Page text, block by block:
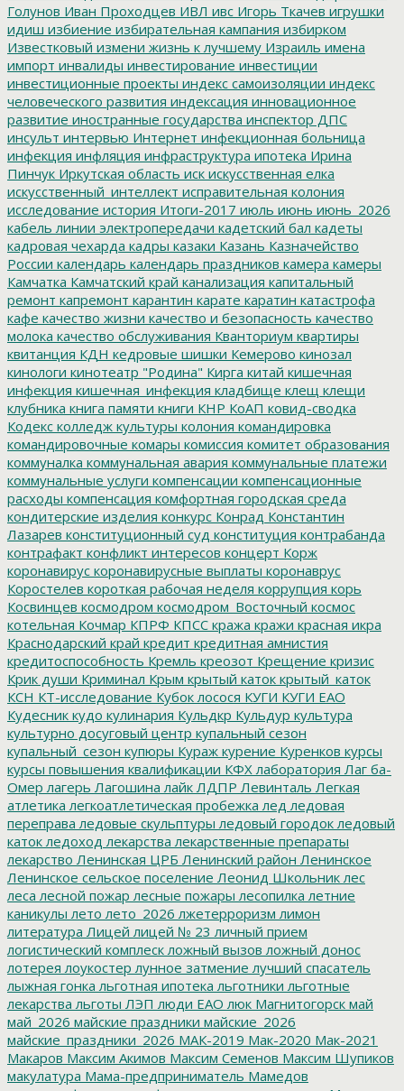
Голунов Иван Проходцев ИВЛ ивс Игорь Ткачев игрушки
идиш избиение избирательная кампания избирком
Известковый измени жизнь к лучшему Израиль имена
импорт инвалиды инвестирование инвестиции
инвестиционные проекты индекс самоизоляции индекс
человеческого развития индексация инновационное
развитие иностранные государства инспектор ДПС
инсульт интервью Интернет инфекционная больница
инфекция инфляция инфраструктура ипотека Ирина
Пинчук Иркутская область иск искусственная елка
искусственный_интеллект исправительная колония
исследование история Итоги-2017 июль июнь июнь_2026
кабель линии электропередачи кадетский бал кадеты
кадровая чехарда кадры казаки Казань Казначейство
России календарь календарь праздников камера камеры
Камчатка Камчатский край канализация капитальный
ремонт капремонт карантин карате каратин катастрофа
кафе качество жизни качество и безопасность качество
молока качество обслуживания Кванториум квартиры
квитанция КДН кедровые шишки Кемерово кинозал
кинологи кинотеатр "Родина" Кирга китай кишечная
инфекция кишечная_инфекция кладбище клещ клещи
клубника книга памяти книги КНР КоАП ковид-сводка
Кодекс колледж культуры колония командировка
командировочные комары комиссия комитет образования
коммуналка коммунальная авария коммунальные платежи
коммунальные услуги компенсации компенсационные
расходы компенсация комфортная городская среда
кондитерские изделия конкурс Конрад Константин
Лазарев конституционный суд конституция контрабанда
контрафакт конфликт интересов концерт Корж
коронавирус коронавирусные выплаты коронаврус
Коростелев короткая рабочая неделя коррупция корь
Косвинцев космодром космодром_Восточный космос
котельная Кочмар КПРФ КПСС кража кражи красная икра
Краснодарский край кредит кредитная амнистия
кредитоспособность Кремль креозот Крещение кризис
Крик души Криминал Крым крытый каток крытый_каток
КСН КТ-исследование Кубок лосося КУГИ КУГИ ЕАО
Кудесник кудо кулинария Кульдкр Кульдур культура
культурно досуговый центр купальный сезон
купальный_сезон купюры Кураж курение Куренков курсы
курсы повышения квалификации КФХ лаборатория Лаг ба-
Омер лагерь Лагошина лайк ЛДПР Левинталь Легкая
атлетика легкоатлетическая пробежка лед ледовая
переправа ледовые скульптуры ледовый городок ледовый
каток ледоход лекарства лекарственные препараты
лекарство Ленинская ЦРБ Ленинский район Ленинское
Ленинское сельское поселение Леонид Школьник лес
леса лесной пожар лесные пожары лесопилка летние
каникулы лето лето_2026 лжетерроризм лимон
литература Лицей лицей № 23 личный прием
логистический комплеск ложный вызов ложный донос
лотерея лоукостер лунное затмение лучший спасатель
лыжная гонка льготная ипотека льготники льготные
лекарства льготы ЛЭП люди ЕАО люк Магнитогорск май
май_2026 майские праздники майские_2026
майские_праздники_2026 МАК-2019 Мак-2020 Мак-2021
Макаров Максим Акимов Максим Семенов Максим Шупиков
макулатура Мама-предприниматель Мамедов